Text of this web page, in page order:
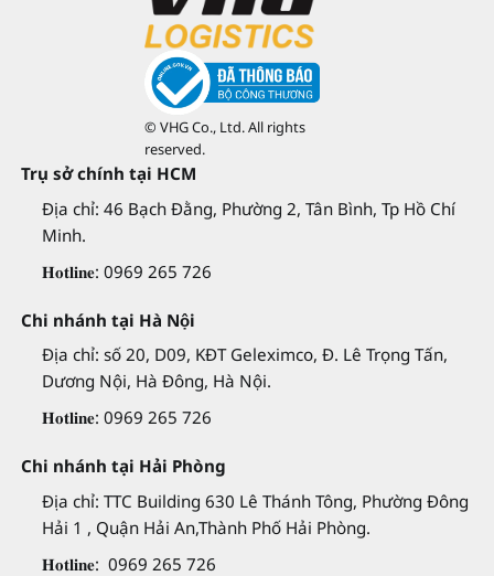
© VHG Co., Ltd. All rights
reserved.
Trụ sở chính tại HCM
Địa chỉ: 46 Bạch Đằng, Phường 2, Tân Bình, Tp Hồ Chí
Minh.
𝐇𝐨𝐭𝐥𝐢𝐧𝐞: 0969 265 726
Chi nhánh tại Hà Nội
Địa chỉ: số 20, D09, KĐT Geleximco, Đ. Lê Trọng Tấn,
Dương Nội, Hà Đông, Hà Nội.
𝐇𝐨𝐭𝐥𝐢𝐧𝐞: 0969 265 726
Chi nhánh tại Hải Phòng
Địa chỉ: TTC Building 630 Lê Thánh Tông, Phường Đông
Hải 1 , Quận Hải An,Thành Phố Hải Phòng.
𝐇𝐨𝐭𝐥𝐢𝐧𝐞: 0969 265 726